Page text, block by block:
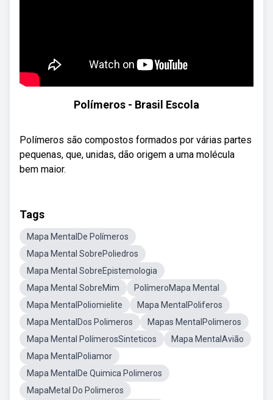
Polímeros - Brasil Escola
Polímeros são compostos formados por várias partes
pequenas, que, unidas, dão origem a uma molécula
bem maior.
Tags
Mapa MentalDe Polímeros
Mapa Mental SobrePoliedros
Mapa Mental SobreEpistemologia
Mapa Mental SobreMim
PolímeroMapa Mental
Mapa MentalPoliomielite
Mapa MentalPoliferos
Mapa MentalDos Polimeros
Mapas MentalPolimeros
Mapa Mental PolímerosSinteticos
Mapa MentalAvião
Mapa MentalPoliamor
Mapa MentalDe Quimica Polimeros
MapaMetal Do Polimeros